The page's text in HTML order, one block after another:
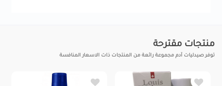
منتجات مقترحة
توفر صيدليات آدم مجموعة رائعة من المنتجات ذات الاسعار المنافسة